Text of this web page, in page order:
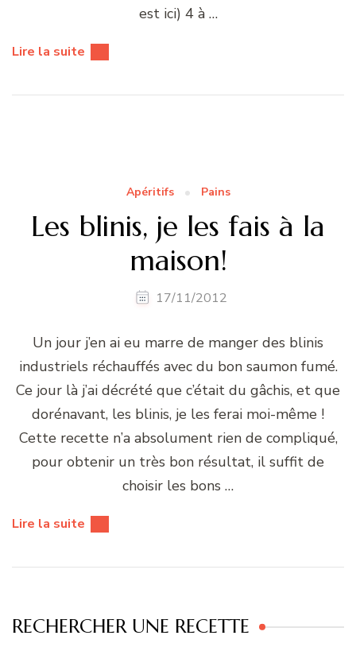
est ici) 4 à …
Lire la suite
Apéritifs Pains
Les blinis, je les fais à la
maison!
17/11/2012
Un jour j’en ai eu marre de manger des blinis
industriels réchauffés avec du bon saumon fumé.
Ce jour là j’ai décrété que c’était du gâchis, et que
dorénavant, les blinis, je les ferai moi-même !
Cette recette n’a absolument rien de compliqué,
pour obtenir un très bon résultat, il suffit de
choisir les bons …
Lire la suite
RECHERCHER UNE RECETTE